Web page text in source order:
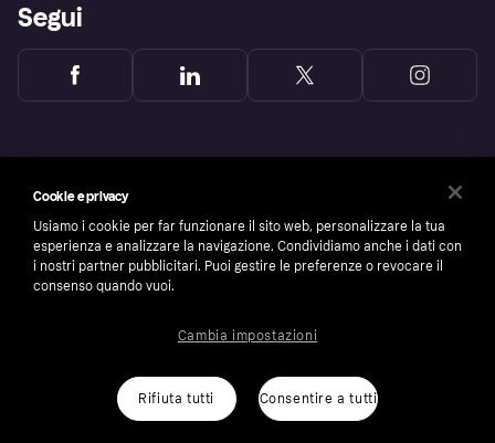
Segui
number: 556737-0431
Cookies Klarna.com
Cookie e privacy
Usiamo i cookie per far funzionare il sito web, personalizzare la tua
esperienza e analizzare la navigazione. Condividiamo anche i dati con
i nostri partner pubblicitari. Puoi gestire le preferenze o revocare il
consenso quando vuoi.
Rifiuta tutti Consentire a tutti
Cambia impostazioni